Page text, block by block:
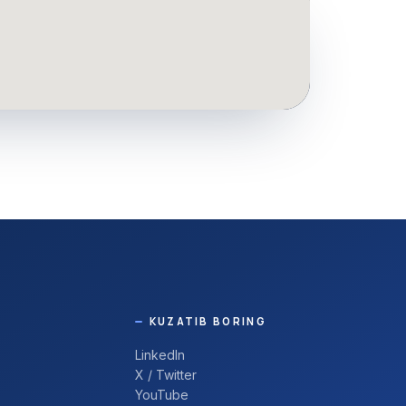
KUZATIB BORING
LinkedIn
X / Twitter
YouTube